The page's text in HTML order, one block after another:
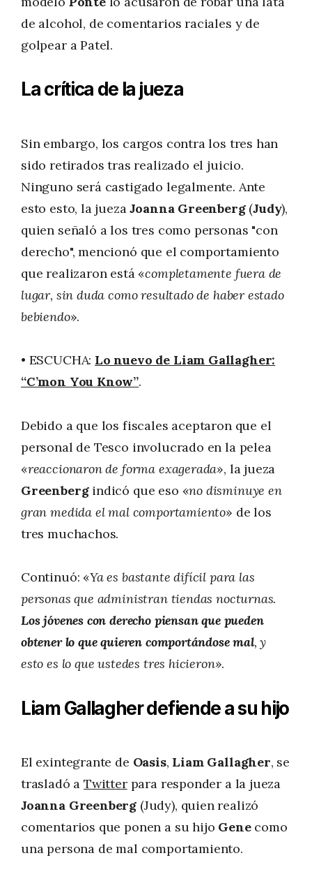
de alcohol, de comentarios raciales y de
golpear a Patel.
La crítica de la jueza
Sin embargo, los cargos contra los tres han
sido retirados tras realizado el juicio.
Ninguno será castigado legalmente. Ante
esto esto, la juezaJoanna Greenberg(Judy),
quien señaló a los tres como personas "con
derecho", mencionó que el comportamiento
que realizaron está «completamente fuera de
lugar, sin duda como resultado de haber estado
bebiendo».
• ESCUCHA: Lo nuevo de Liam Gallagher:
“C’mon You Know”.
Debido a que los fiscales aceptaron que el
personal de Tesco involucrado en la pelea
«reaccionaron de forma exagerada», la jueza
Greenbergindicó que eso «no disminuye en
gran medida el mal comportamiento» de los
tres muchachos.
Continuó: «Ya es bastante difícil para las
personas que administran tiendas nocturnas.
Los jóvenes con derecho piensan que pueden
obtener lo que quieren comportándose mal, y
esto es lo que ustedes tres hicieron».
Liam Gallagher defiende a su hijo
El exintegrante de Oasis, Liam Gallagher, se
trasladó aTwitterpara responder a la jueza
Joanna Greenberg (Judy), quien realizó
comentarios que ponen a su hijo Genecomo
una persona de mal comportamiento.